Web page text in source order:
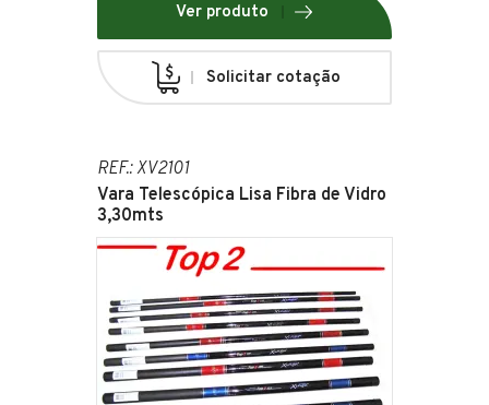
Ver produto
Solicitar cotação
REF.: XV2101
Vara Telescópica Lisa Fibra de Vidro
3,30mts